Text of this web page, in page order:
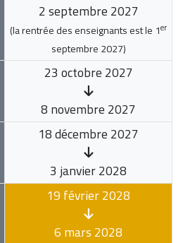
2 septembre 2027
(la rentrée des enseignants est le 1er
septembre 2027)
23 octobre 2027
8 novembre 2027
18 décembre 2027
3 janvier 2028
19 février 2028
6 mars 2028